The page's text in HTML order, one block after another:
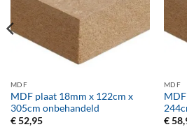
MDF
MDF plaat 18mm x 122cm x
305cm onbehandeld
€52,95
MDF
€